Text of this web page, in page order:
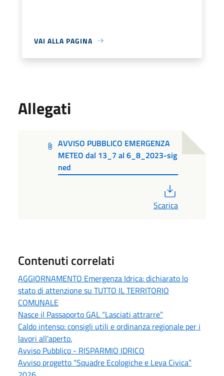
VAI ALLA PAGINA
Allegati
AVVISO PUBBLICO EMERGENZA
METEO dal 13_7 al 6_8_2023-sig
ned
Scarica
Contenuti correlati
AGGIORNAMENTO Emergenza Idrica: dichiarato lo
stato di attenzione su TUTTO IL TERRITORIO
COMUNALE
Nasce il Passaporto GAL “Lasciati attrarre”
Caldo intenso: consigli utili e ordinanza regionale per i
lavori all'aperto.
Avviso Pubblico - RISPARMIO IDRICO
Avviso progetto “Squadre Ecologiche e Leva Civica”